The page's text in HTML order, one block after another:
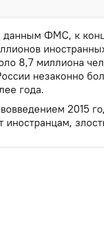
ФМС, к
8,7 миллиона
незаконно
года.
2015
иностранцам,